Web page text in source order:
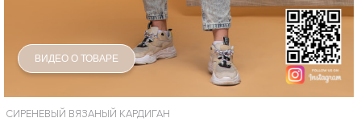
ВИДЕО О ТОВАРЕ
СИРЕНЕВЫЙ ВЯЗАНЫЙ КАРДИГАН